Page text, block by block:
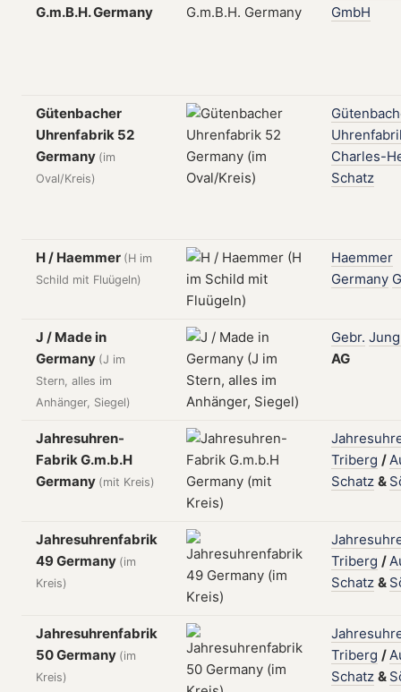
G.m.B.H. Germany
GmbH
Gütenbacher
Uhrenfabrik 52
Germany (im
Oval/Kreis)
Charles-
Schatz
H / Haemmer (H im
Schild mit Fluügeln)
Haemmer
Germany
J / Made in
Germany (J im
Stern, alles im
Anhänger, Siegel)
Gebr.
AG
Jahresuhren-
Fabrik G.m.b.H
Germany (mit Kreis)
Triberg /
Schatz &
Jahresuhrenfabrik
49 Germany (im
Kreis)
Triberg /
Schatz &
Jahresuhrenfabrik
50 Germany (im
Kreis)
Triberg /
Schatz &